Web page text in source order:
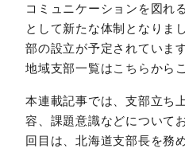
コミュニケーションを図れ
として新たな体制となりま
部の設立が予定されています
地域支部一覧はこちらから
本連載記事では、支部立ち
容、課題意識などについて
回目は、北海道支部長を務